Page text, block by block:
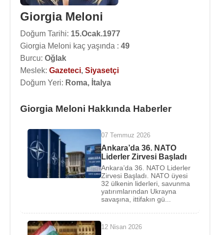
Giorgia Meloni
Doğum Tarihi: 15.Ocak.1977
Giorgia Meloni kaç yaşında : 49
Burcu: Oğlak
Meslek: Gazeteci, Siyasetçi
Doğum Yeri: Roma, İtalya
Giorgia Meloni Hakkında Haberler
07 Temmuz 2026
Ankara’da 36. NATO
Liderler Zirvesi Başladı
Ankara’da 36. NATO Liderler
Zirvesi Başladı. NATO üyesi
32 ülkenin liderleri, savunma
yatırımlarından Ukrayna
savaşına, ittifakın gü...
12 Nisan 2026